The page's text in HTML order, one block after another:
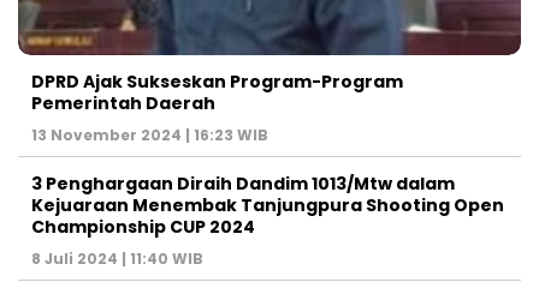
DPRD Ajak Sukseskan Program-Program
Pemerintah Daerah
13 November 2024 | 16:23 WIB
3 Penghargaan Diraih Dandim 1013/Mtw dalam
Kejuaraan Menembak Tanjungpura Shooting Open
Championship CUP 2024
8 Juli 2024 | 11:40 WIB